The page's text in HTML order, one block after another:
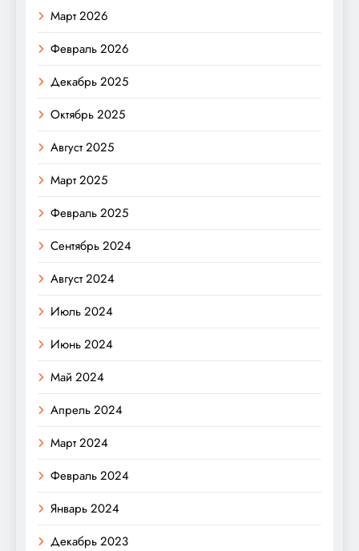
Март 2026
Февраль 2026
Декабрь 2025
Октябрь 2025
Август 2025
Март 2025
Февраль 2025
Сентябрь 2024
Август 2024
Июль 2024
Июнь 2024
Май 2024
Апрель 2024
Март 2024
Февраль 2024
Январь 2024
Декабрь 2023